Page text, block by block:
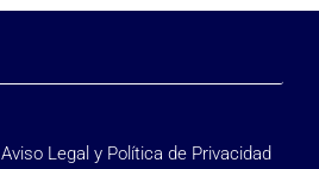
Aviso Legal y Política de Privacidad